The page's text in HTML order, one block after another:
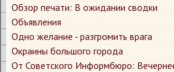
Обзор печати: В ожидании сводки
Объявления
Одно желание - разгромить врага
Окраины большого города
От Советского Информбюро: